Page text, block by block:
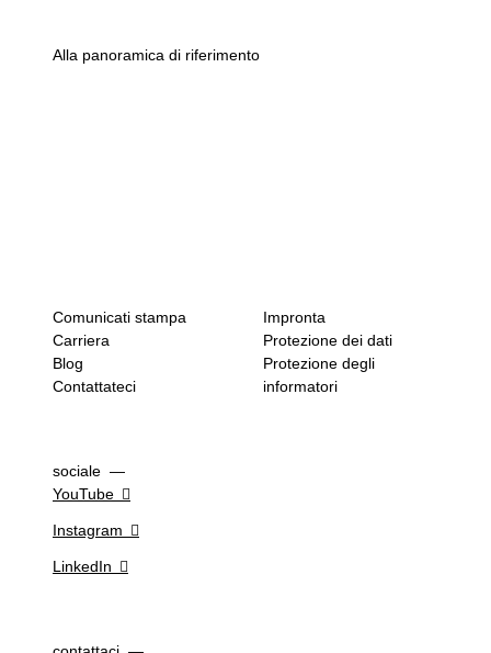
Alla panoramica di riferimento
Comunicati stampa
Carriera
Blog
Contattateci
sociale
YouTube
Instagram
LinkedIn
Impronta
Protezione dei dati
Protezione degli
informatori